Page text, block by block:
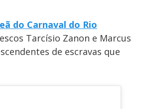
do Carnaval do Rio
Tarcísio Zanon e Marcus
de escravas que